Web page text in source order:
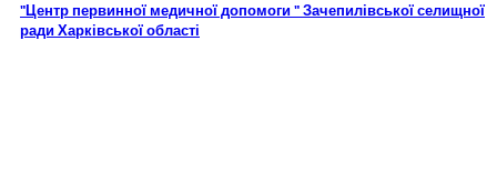
"Центр первинної медичної допомоги " Зачепилівської селищної
ради Харківської області